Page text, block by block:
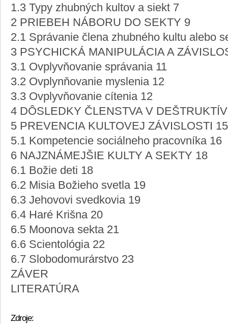
1.3 Typy zhubných kultov a siekt 7
2 PRIEBEH NÁBORU DO SEKTY 9
2.1 Správanie člena zhubného kultu alebo
3 PSYCHICKÁ MANIPULÁCIA A
3.1 Ovplyvňovanie správania 11
3.2 Ovplynňovanie myslenia 12
3.3 Ovplyvňovanie cítenia 12
4 DÔSLEDKY ČLENSTVA V
5 PREVENCIA KULTOVEJ ZÁVISLOSTI 15
5.1 Kompetencie sociálneho pracovníka 16
6 NAJZNÁMEJŠIE KULTY A SEKTY 18
6.1 Božie deti 18
6.2 Misia Božieho svetla 19
6.3 Jehovovi svedkovia 19
6.4 Haré Krišna 20
6.5 Moonova sekta 21
6.6 Scientológia 22
6.7 Slobodomurárstvo 23
ZÁVER
LITERATÚRA
Zdroje: